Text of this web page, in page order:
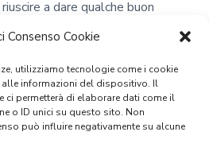
Consenso Cookie
utilizziamo tecnologie come i cookie
alle informazioni del dispositivo. Il
ci permetterà di elaborare dati come il
o ID unici su questo sito. Non
può influire negativamente su alcune
a dare qualche buon
che potremmo spendere
mese e non avere una buona
anche unirci la fatica fisica,
è un lavoro stancante.